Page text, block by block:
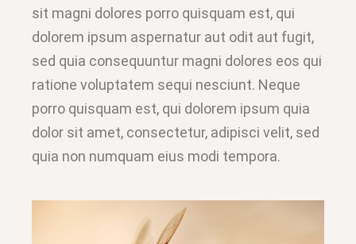
sit magni dolores porro quisquam est, qui
dolorem ipsum aspernatur aut odit aut fugit,
sed quia consequuntur magni dolores eos qui
ratione voluptatem sequi nesciunt. Neque
porro quisquam est, qui dolorem ipsum quia
dolor sit amet, consectetur, adipisci velit, sed
quia non numquam eius modi tempora.